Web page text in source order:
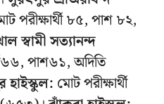
পরীক্ষার্থী ৮৫, পাশ ৮২,
স্বামী সত্যানন্দ
পাশ৬১, অদিতি
হাইস্কুল: মোট পরীক্ষার্থী